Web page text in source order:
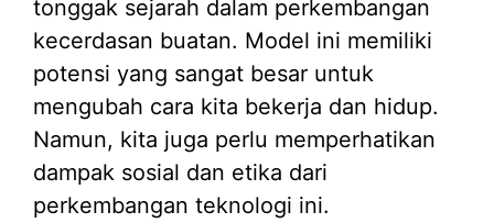
tonggak sejarah dalam perkembangan
kecerdasan buatan. Model ini memiliki
potensi yang sangat besar untuk
mengubah cara kita bekerja dan hidup.
Namun, kita juga perlu memperhatikan
dampak sosial dan etika dari
perkembangan teknologi ini.